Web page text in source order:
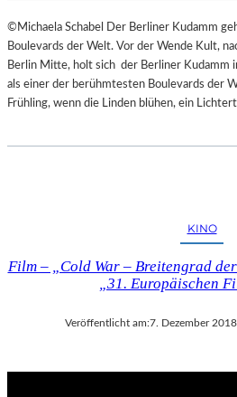
©Michaela Schabel Der Berliner Kudamm
Boulevards der Welt. Vor der Wende Kult,
Berlin Mitte, holt sich der Berliner Kudamm
als einer der berühmtesten Boulevards der
Frühling, wenn die Linden blühen, ein
KINO
Film – „Cold War – Breitengrad
„31. Europäischen
Veröffentlicht am:7. Dezember 2018